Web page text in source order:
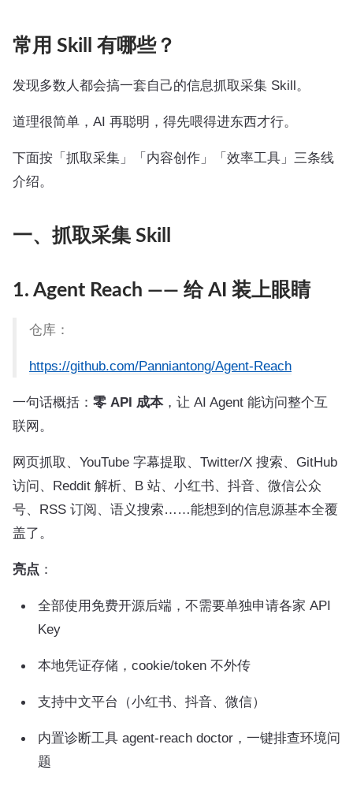
常用 Skill 有哪些？
发现多数人都会搞一套自己的信息抓取采集 Skill。
道理很简单，AI 再聪明，得先喂得进东西才行。
下面按「抓取采集」「内容创作」「效率工具」三条线
介绍。
一、抓取采集 Skill
1. Agent Reach —— 给 AI 装上眼睛
仓库：
https://github.com/Panniantong/Agent-Reach
一句话概括： 零 API 成本，让 AI Agent 能访问整个互
联网。
网页抓取、YouTube 字幕提取、Twitter/X 搜索、GitHub
访问、Reddit 解析、B 站、小红书、抖音、微信公众
号、RSS 订阅、语义搜索……能想到的信息源基本全覆
盖了。
亮点 ：
全部使用免费开源后端，不需要单独申请各家 API
Key
本地凭证存储，cookie/token 不外传
支持中文平台（小红书、抖音、微信）
内置诊断工具 agent-reach doctor，一键排查环境问
题